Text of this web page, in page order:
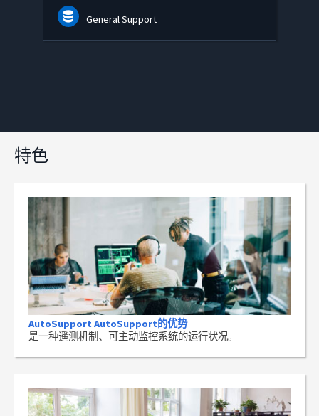
General Support
特色
AutoSupport AutoSupport的优势
是一种遥测机制、可主动监控系统的运行状况。